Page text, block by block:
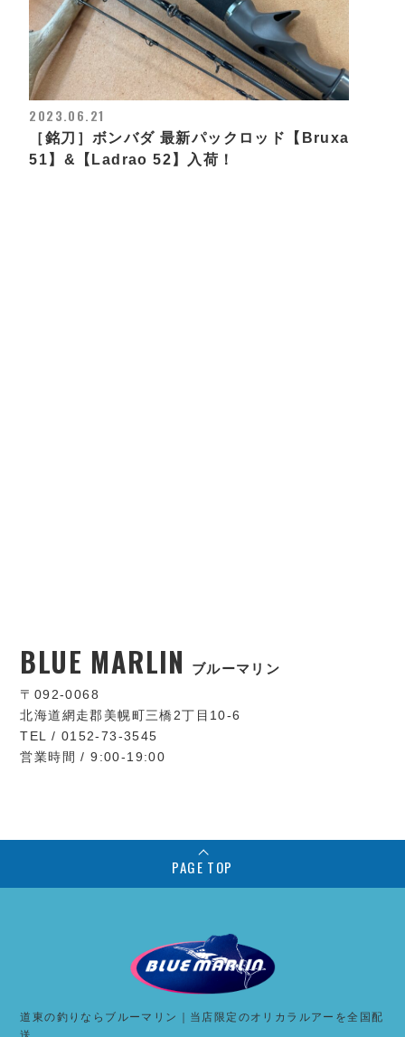
2023.06.21
［銘刀］ボンバダ 最新パックロッド【Bruxa
51】&【Ladrao 52】入荷！
BLUE MARLIN ブルーマリン
〒092-0068
北海道網走郡美幌町三橋2丁目10-6
TEL / 0152-73-3545
営業時間 / 9:00-19:00
PAGE TOP
道東の釣りならブルーマリン｜当店限定のオリカラルアーを全国配